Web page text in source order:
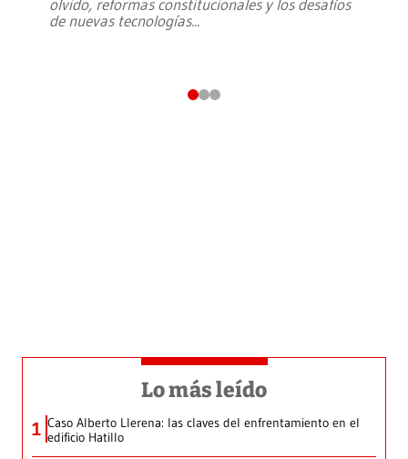
de nuevas tecnologías...
Lo más leído
1 Caso Alberto Llerena: las claves del enfrentamiento en el
edificio Hatillo